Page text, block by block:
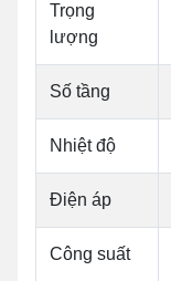
Trọng
lượng
Số tầng
Nhiệt độ
Điện áp
Công suất